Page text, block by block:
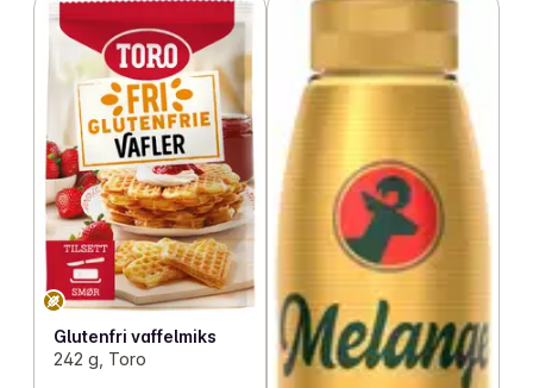
Glutenfri vaffelmiks
242 g, Toro